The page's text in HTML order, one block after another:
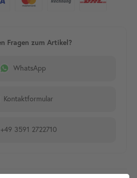
WhatsApp
Kontaktformular
+49 3591 2722710